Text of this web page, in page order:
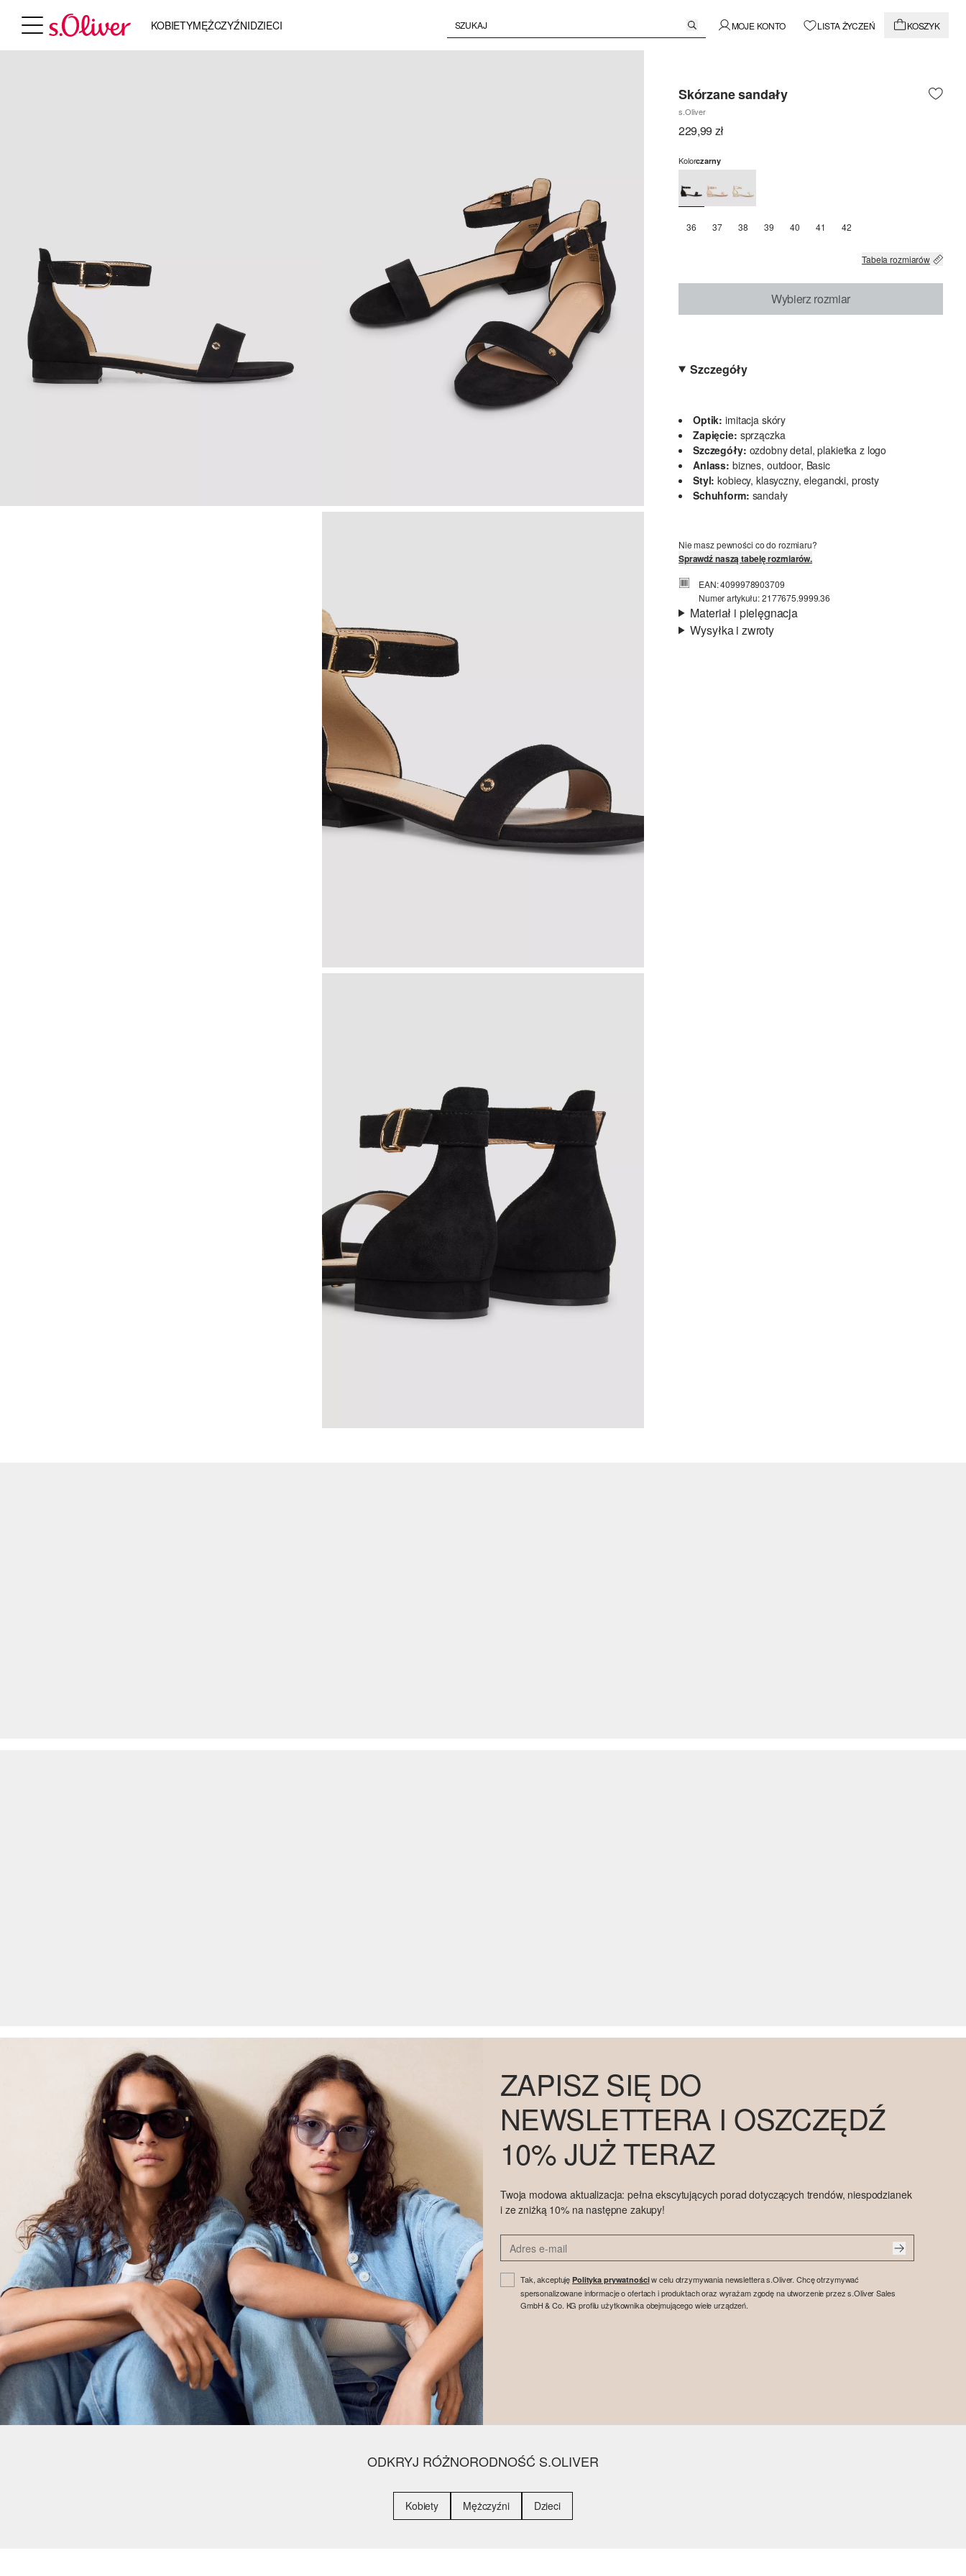
KOBIETYMĘŻCZYŹNIDZIECI MOJE KONTO LISTA ŻYCZEŃ KOSZYK
Skórzane sandały
s.Oliver
229,99 zł
Kolorczarny
36 37 38 39 40 41 42
Tabela rozmiarów
Wybierz rozmiar
Szczegóły
Optik: imitacja skóry
Zapięcie: sprzączka
Szczegóły: ozdobny detal, plakietka z logo
Anlass: biznes, outdoor, Basic
Styl: kobiecy, klasyczny, elegancki, prosty
Schuhform: sandały
Nie masz pewności co do rozmiaru?
Sprawdź naszą tabelę rozmiarów.
EAN: 4099978903709
Numer artykułu: 2177675.9999.36
Materiał i pielęgnacja
Wysyłka i zwroty
ZAPISZ SIĘ DO
NEWSLETTERA I OSZCZĘDŹ
10% JUŻ TERAZ
Twoja modowa aktualizacja: pełna ekscytujących porad dotyczących trendów, niespodzianek
i ze zniżką 10% na następne zakupy!
Tak, akceptujęPolityka prywatnościw celu otrzymywania newslettera s.Oliver. Chcę otrzymywać
spersonalizowane informacje o ofertach i produktach oraz wyrażam zgodę na utworzenie przez s.Oliver Sales
GmbH & Co. KG profilu użytkownika obejmującego wiele urządzeń.
ODKRYJ RÓŻNORODNOŚĆ S.OLIVER
Kobiety Mężczyźni Dzieci